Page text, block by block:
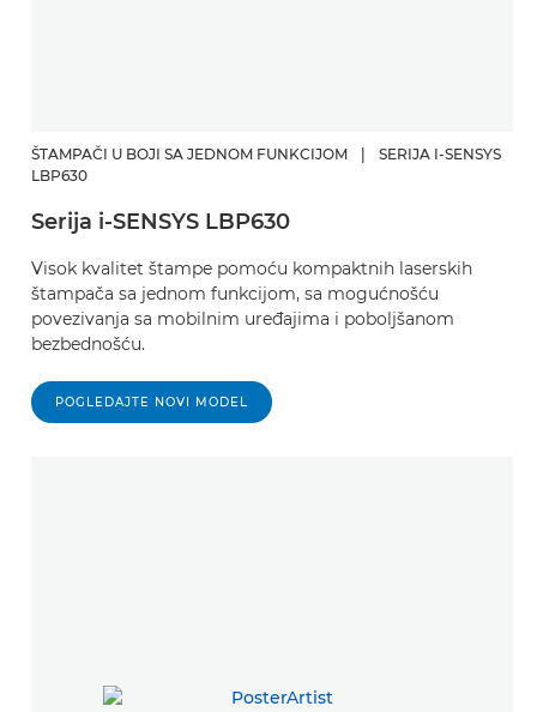
ŠTAMPAČI U BOJI SA JEDNOM FUNKCIJOM |
SERIJA I-SENSYS
LBP630
Serija i-SENSYS LBP630
Visok kvalitet štampe pomoću kompaktnih laserskih
štampača sa jednom funkcijom, sa mogućnošću
povezivanja sa mobilnim uređajima i poboljšanom
bezbednošću.
POGLEDAJTE NOVI MODEL